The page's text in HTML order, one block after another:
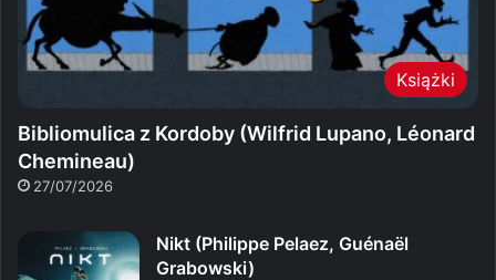
Książki
Bibliomulica z Kordoby (Wilfrid Lupano, Léonard
Chemineau)
27/07/2026
Nikt (Philippe Pelaez, Guénaël
Grabowski)